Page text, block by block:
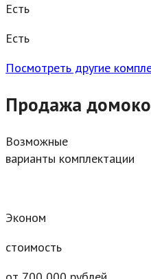
Есть
Есть
Посмотреть другие
Продажа
Возможные
варианты комплектации
Эконом
стоимость